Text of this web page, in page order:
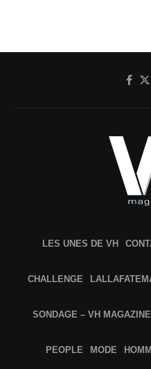
LES UNES DE VH
CHALLENGE
SONDAGE – VH MAGAZINE
PEOPLE MODE